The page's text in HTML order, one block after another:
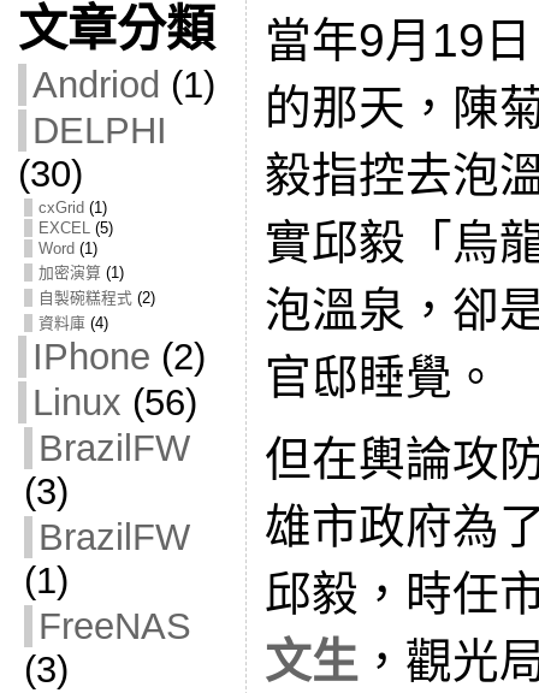
文章分類
Andriod (1)
DELPHI
(30)
cxGrid (1)
EXCEL(5)
Word (1)
加密演算(1)
自製碗糕程式(2)
資料庫(4)
IPhone (2)
Linux (56)
BrazilFW
(3)
BrazilFW
(1)
FreeNAS
(3)
當年9月19
的那天，陳
毅指控去泡
實邱毅「烏
泡溫泉，卻
官邸睡覺。
但在輿論攻
雄市政府為
邱毅，時任
文生，觀光